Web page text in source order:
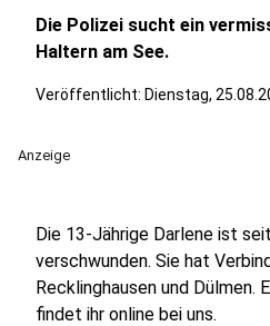
Die Polizei sucht ein
Haltern am See.
Veröffentlicht: Dienstag,
Anzeige
Die 13-Jährige Darlene ist
verschwunden. Sie hat
Recklinghausen und Dülmen.
findet ihr online bei uns.